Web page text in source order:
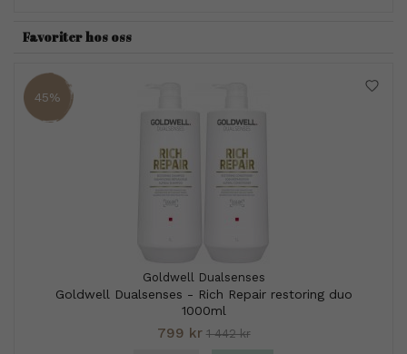
Favoriter hos oss
45%
Goldwell Dualsenses
Goldwell Dualsenses - Rich Repair restoring duo
1000ml
799 kr 1 442 kr